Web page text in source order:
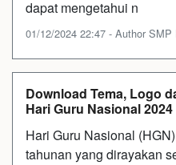
dapat mengetahui n
01/12/2024 22:47 - Author
Download Tema, Logo
Hari Guru Nasional 2024
Hari Guru Nasional
tahunan yang dirayakan